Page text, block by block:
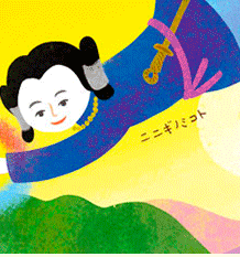
と花が出逢う、